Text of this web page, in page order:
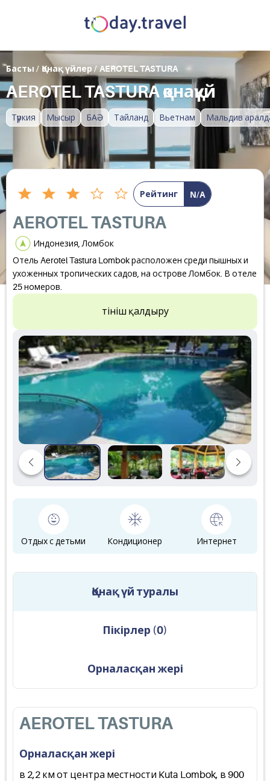
Түркия Мысыр БАӘ Тайланд Вьетнам Мальдив
Басты / Қонақ үйлер/ AEROTEL TASTURA
AEROTEL TASTURA қонақүй
Рейтинг N/A
AEROTEL TASTURA
Индонезия, Ломбок
Отель Aerotel Tastura Lombok расположен среди пышных и
ухоженных тропических садов, на острове Ломбок. В отеле
25 номеров.
Өтініш қалдыру
Отдых с детьми Кондиционер Интернет
Қонақ үй туралы
Пікірлер (0)
Орналасқан жері
AEROTEL TASTURA
Орналасқан жері
в 2,2 км от центра местности Kuta Lombok, в 900